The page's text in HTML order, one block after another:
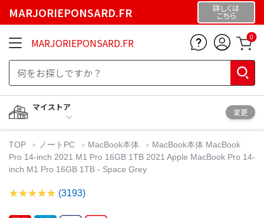
MARJORIEPONSARD.FR 詳しくは
こちら
MARJORIEPONSARD.FR 0
マイストア
変更
TOP ノートPC MacBook本体
MacBook本体 MacBook
Pro 14-inch 2021 M1 Pro 16GB 1TB 2021 Apple MacBook Pro 14-
inch M1 Pro 16GB 1TB - Space Grey
(3193)